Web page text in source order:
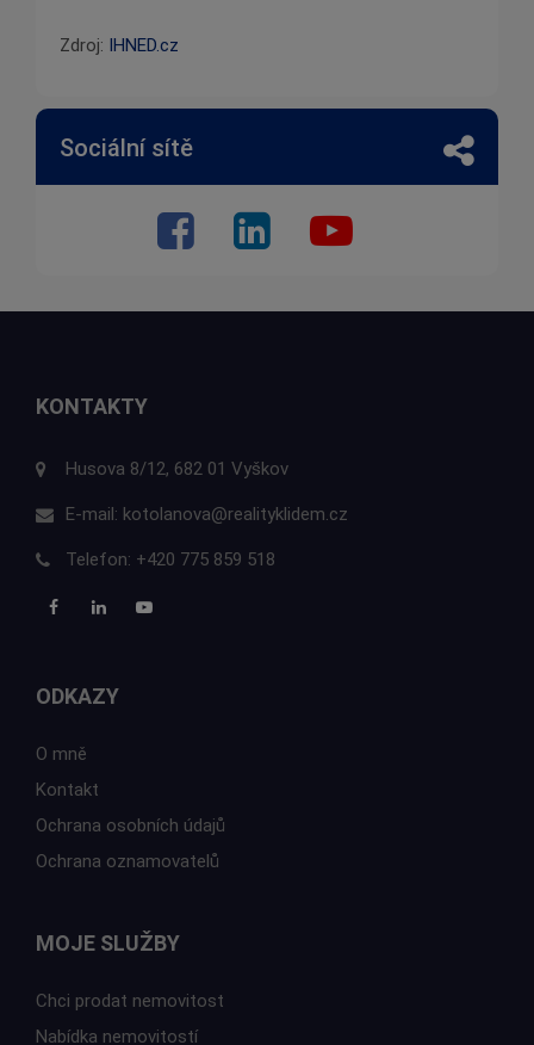
Zdroj: IHNED.cz
Sociální sítě
KONTAKTY
Husova 8/12, 682 01 Vyškov
E-mail: kotolanova@realityklidem.cz
Telefon: +420 775 859 518
ODKAZY
O mně
Kontakt
Ochrana osobních údajů
Ochrana oznamovatelů
MOJE SLUŽBY
Chci prodat nemovitost
Nabídka nemovitostí